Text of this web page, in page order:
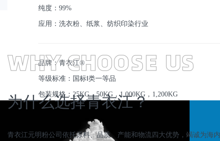
纯度：99%
应用：洗衣粉、纸浆、纺织印染行业
品牌：青衣江®
等级标准：国标Ⅰ类一等品
包装规格：25KG，50KG，1,000KG，1,200KG
为什么选择青衣江？
青衣江元明粉公司依托原料、品质、产能和物流四大优势，竭诚为海